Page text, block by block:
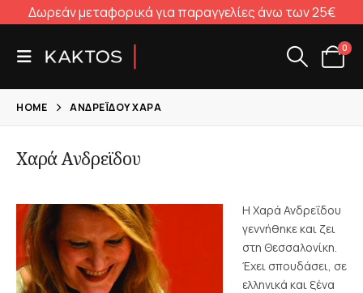
Δωρεάν μεταφορικά για παραγγελίες άνω των 25€
0
HOME ΑΝΔΡΕΪ́ΔΟΥ ΧΑΡΆ
Χαρά Ανδρεϊδου
Η Χαρά Ανδρεΐδου
γεννήθηκε και ζει
στη Θεσσαλονίκη.
Έχει σπουδάσει, σε
ελληνικά και ξένα